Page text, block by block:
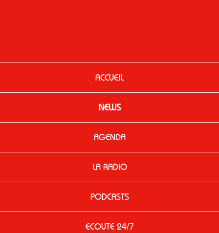
ACCUEIL
NEWS
AGENDA
LA RADIO
PODCASTS
ECOUTE 24/7